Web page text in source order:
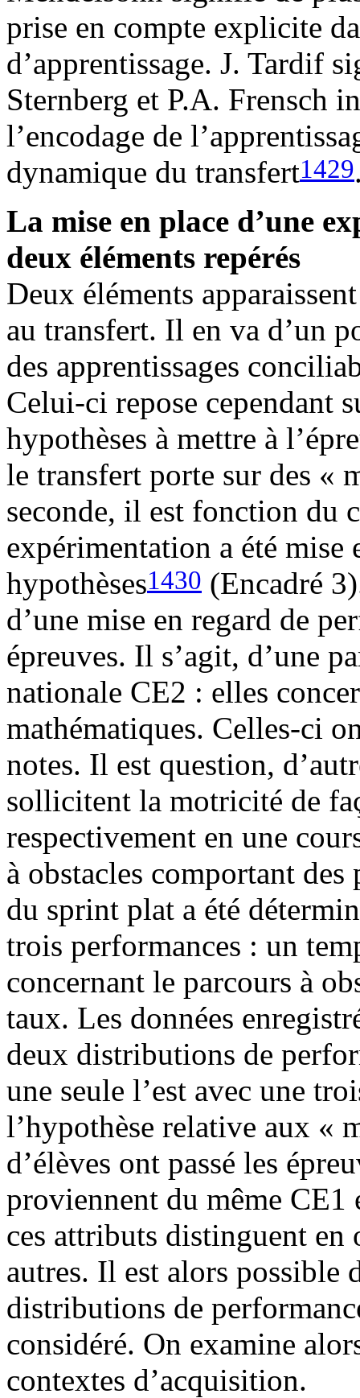
prise en compte explicite
d’apprentissage. J. Tardif
Sternberg et P.A. Frensch
l’encodage de
dynamique du transfert1429
La mise en place d’une
deux éléments repérés
Deux éléments
au transfert. Il en va d’un
des apprentissages
Celui-ci repose cependant
hypothèses à mettre à
le transfert porte sur des «
seconde, il est fonction du
expérimentation a été
hypothèses1430 (Encadré
d’une mise en regard de
épreuves. Il s’agit, d’une
nationale CE2 : elles
mathématiques. Celles-ci
notes. Il est question,
sollicitent la motricité de
respectivement en une
à obstacles comportant des
du sprint plat a été
trois performances : un
concernant le parcours à
taux. Les données
deux distributions de
une seule l’est avec une
l’hypothèse relative aux «
d’élèves ont passé les
proviennent du même CE1
ces attributs distinguent en
autres. Il est alors possible
distributions de
considéré. On examine
contextes d’acquisition.